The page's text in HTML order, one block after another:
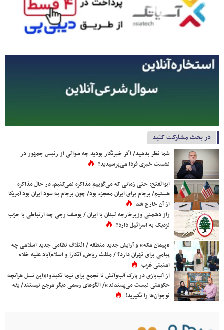
در بحث مشارکت کنید
شما نظر بدهید/ اگر خبرنگار بودید چه سوالی از رئیس جمهور در
نشست خبری فردا می‌پرسیدید؟
ابوالفتح: حتی زمانی که می‌گوییم مذاکره نمی‌کنیم، در حال مذاکره
هستیم/ برجام برای ایران معجزه بود/ چون برجام به سود ایران بود آمریکا
از آن خارج شد
راز دشمنی وزیرخارجه لبنان با ایران / یوسف رجی چه ارتباطی با حزب
نزدیک به اسرائیل دارد؟
«پیمان مکه» و آرایش جدید منطقه / ائتلاف نظامی جدید اسلامی چه
پیامی برای تهران دارد؟ / مثلث ریاض، آنکارا و اسلام‌آباد علیه خلاء
امنیتی غرب
از آب‌بازی در پارک آب‌وآتش تا تجمع برای نیما تکیدو؛«این نسل هرآنچه
حکومتی نیست می‌پسندند»/ الگوهای رسمی دیگر مرجع نیستند/ یقه
نوجوان‌ها را نگیرید!